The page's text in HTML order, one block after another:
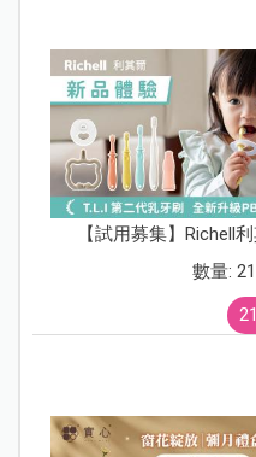
【試用募集】Richell
數量: